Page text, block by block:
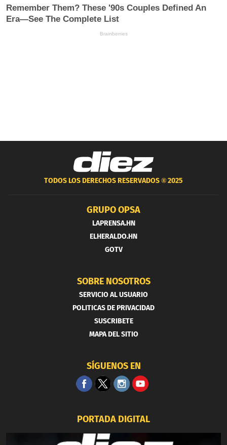
TODOS LOS DERECHOS RESERVADOS ®2025
GRUPO OPSA
LAPRENSA.HN
ELHERALDO.HN
GOTV
SOBRE NOSOTROS
SERVICIO AL USUARIO
POLITICAS DE PRIVACIDAD
SUSCRIBETE
MAPA DEL SITIO
SÍGUENOS EN
PORTADA DIGITAL